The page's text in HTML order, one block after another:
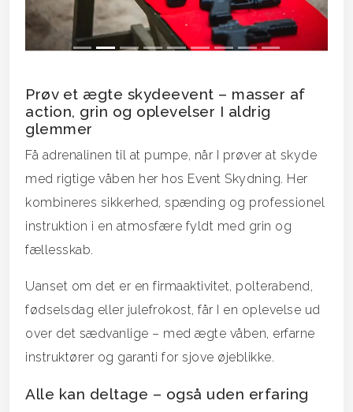
Prøv et ægte skydeevent – masser af
action, grin og oplevelser I aldrig
glemmer
Få adrenalinen til at pumpe, når I prøver at skyde
med rigtige våben her hos Event Skydning. Her
kombineres sikkerhed, spænding og professionel
instruktion i en atmosfære fyldt med grin og
fællesskab.
Uanset om det er en firmaaktivitet, polterabend,
fødselsdag eller julefrokost, får I en oplevelse ud
over det sædvanlige – med ægte våben, erfarne
instruktører og garanti for sjove øjeblikke.
Alle kan deltage – også uden erfaring